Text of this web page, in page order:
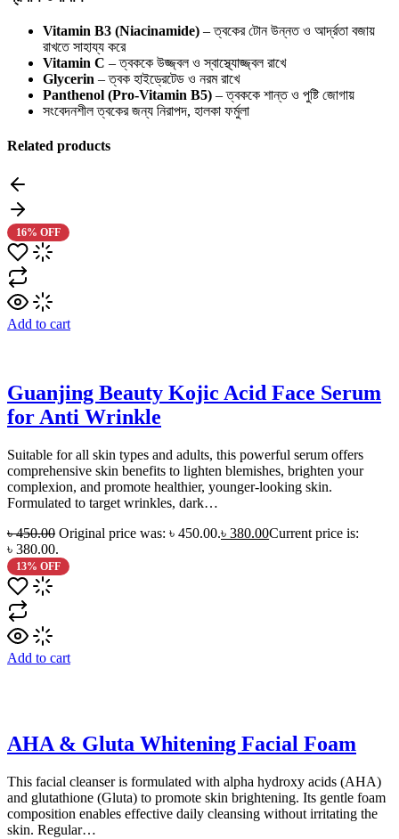
Vitamin B3 (Niacinamide) – ত্বকের টোন উন্নত ও আর্দ্রতা বজায়
রাখতে সাহায্য করে
Vitamin C – ত্বককে উজ্জ্বল ও স্বাস্থ্যোজ্জ্বল রাখে
Glycerin – ত্বক হাইড্রেটেড ও নরম রাখে
Panthenol (Pro-Vitamin B5) – ত্বককে শান্ত ও পুষ্টি জোগায়
সংবেদনশীল ত্বকের জন্য নিরাপদ, হালকা ফর্মুলা
Related products
16% OFF
Add to cart
Guanjing Beauty Kojic Acid Face Serum
for Anti Wrinkle
Suitable for all skin types and adults, this powerful serum offers
comprehensive skin benefits to lighten blemishes, brighten your
complexion, and promote healthier, younger-looking skin.
Formulated to target wrinkles, dark…
৳450.00 Original price was: ৳ 450.00.৳ 380.00Current price is:
৳ 380.00.
13% OFF
Add to cart
AHA & Gluta Whitening Facial Foam
This facial cleanser is formulated with alpha hydroxy acids (AHA)
and glutathione (Gluta) to promote skin brightening. Its gentle foam
composition enables effective daily cleansing without irritating the
skin. Regular…